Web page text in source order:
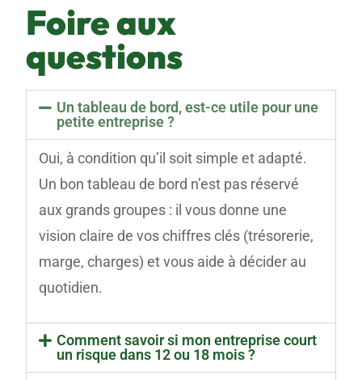
Foire aux
questions
Un tableau de bord, est-ce utile pour une
petite entreprise ?
Oui, à condition qu’il soit simple et adapté.
Un bon tableau de bord n’est pas réservé
aux grands groupes : il vous donne une
vision claire de vos chiffres clés (trésorerie,
marge, charges) et vous aide à décider au
quotidien.
Comment savoir si mon entreprise court
un risque dans 12 ou 18 mois ?